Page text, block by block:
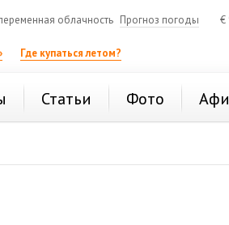
облачность Прогноз погоды €
Где купаться летом?
Статьи Фото